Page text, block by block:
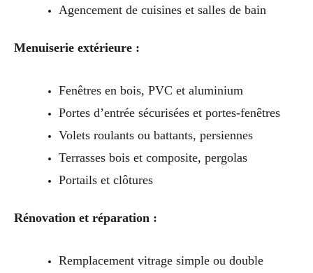
Agencement de cuisines et salles de bain
Menuiserie extérieure :
Fenêtres en bois, PVC et aluminium
Portes d’entrée sécurisées et portes-fenêtres
Volets roulants ou battants, persiennes
Terrasses bois et composite, pergolas
Portails et clôtures
Rénovation et réparation :
Remplacement vitrage simple ou double